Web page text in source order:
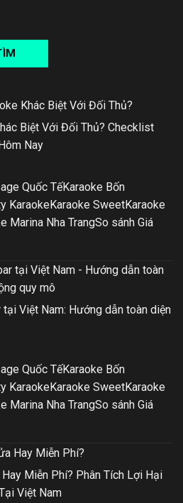
Biệt Với Đối Thủ? Checklist
Nay
Quốc TếKaraoke Bốn
KaraokeKaraoke SweetKaraoke
Marina Nha TrangSo sánh Giá
Việt Nam: Hướng dẫn toàn diện
Quốc TếKaraoke Bốn
KaraokeKaraoke SweetKaraoke
Marina Nha TrangSo sánh Giá
Miễn Phí? Phân Tích Lợi Hại
Việt Nam